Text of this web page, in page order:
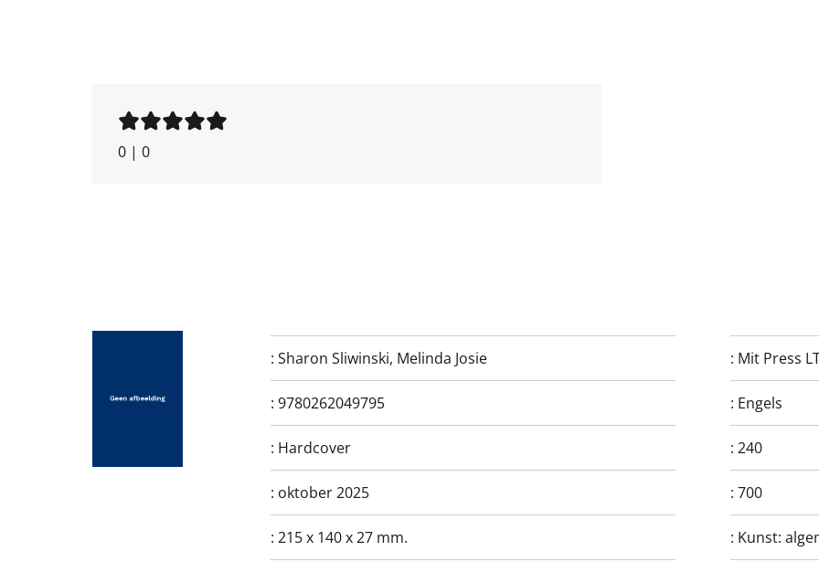
0 | 0
: Sharon Sliwinski, Melinda Josie : Mit Press
: 9780262049795 : Engels
: Hardcover :240
: oktober 2025 :700
: 215 x 140 x 27 mm. : Kunst: